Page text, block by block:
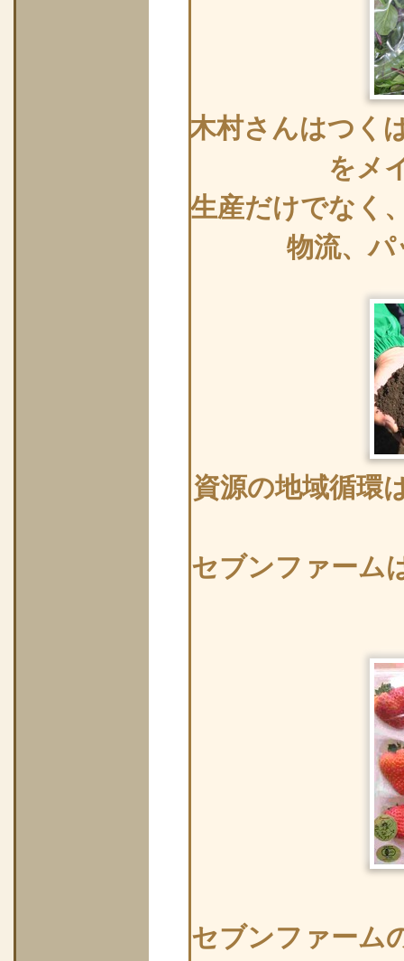
木村さんはつく
をメ
生産だけでなく
物流、
資源の地域循環
セブンファーム
セブンファーム